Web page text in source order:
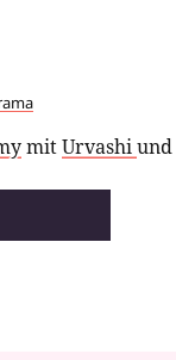
mitUrvashiund